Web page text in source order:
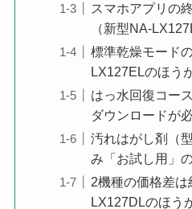
スマホアプリの
（新型NA-
標準乾燥モード
LX127ELのほう
はっ水回復コー
ダウンロードが必
汚れはがし剤（
み「お試し用」
2機種の価格差
LX127DLのほう